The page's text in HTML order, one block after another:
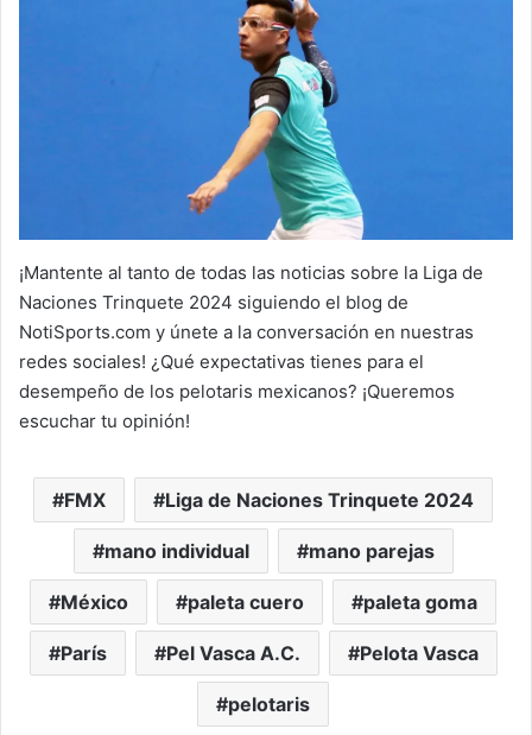
¡Mantente al tanto de todas las noticias sobre la Liga de
Naciones Trinquete 2024 siguiendo el blog de
NotiSports.com y únete a la conversación en nuestras
redes sociales! ¿Qué expectativas tienes para el
desempeño de los pelotaris mexicanos? ¡Queremos
escuchar tu opinión!
FMX Liga de Naciones Trinquete 2024
mano individual mano parejas
México paleta cuero paleta goma
París Pel Vasca A.C. Pelota Vasca
pelotaris